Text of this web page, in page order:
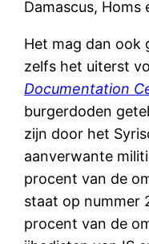
Damascus, Homs
Het mag dan ook
zelfs het uiterst
Documentation
burgerdoden
zijn door het
aanverwante
procent van de
staat op nummer
procent van de